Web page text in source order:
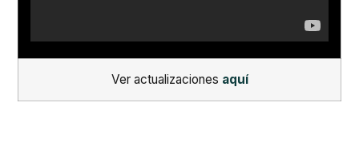
Ver actualizaciones aquí